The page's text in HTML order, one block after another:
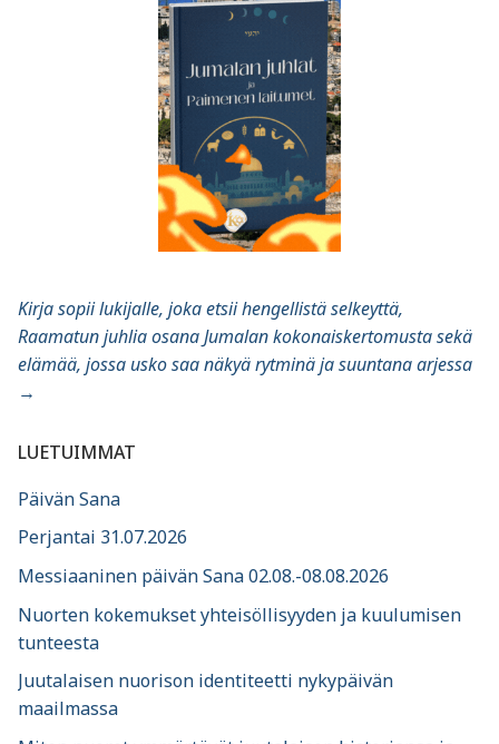
Kirja sopii lukijalle, joka etsii hengellistä selkeyttä,
Raamatun juhlia osana Jumalan kokonaiskertomusta sekä
elämää, jossa usko saa näkyä rytminä ja suuntana arjessa
→
LUETUIMMAT
Päivän Sana
Perjantai 31.07.2026
Messiaaninen päivän Sana 02.08.-08.08.2026
Nuorten kokemukset yhteisöllisyyden ja kuulumisen
tunteesta
Juutalaisen nuorison identiteetti nykypäivän
maailmassa